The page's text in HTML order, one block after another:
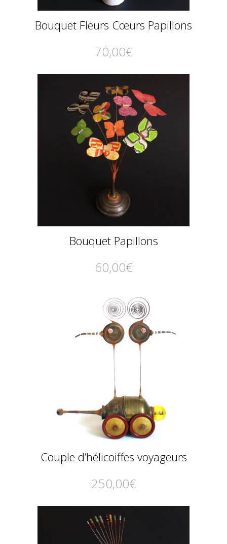
Bouquet Fleurs Cœurs Papillons
70,00€
Bouquet Papillons
60,00€
Couple d’hélicoiffes voyageurs
250,00€